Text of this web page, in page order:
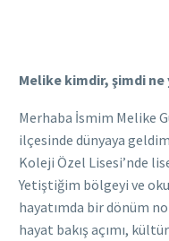
Melike kimdir, şimdi ne
Merhaba İsmim Melike
ilçesinde dünyaya
Koleji Özel Lisesi’nde
Yetiştiğim bölgeyi ve
hayatımda bir dönüm
hayat bakış açımı,